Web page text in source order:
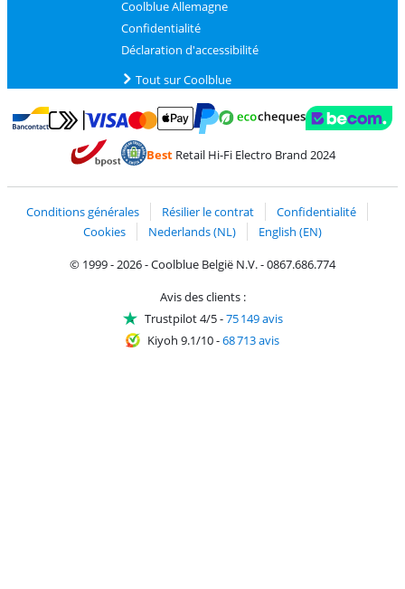
Coolblue Allemagne
Confidentialité
Déclaration d'accessibilité
Tout sur Coolblue
Payer avec Bancontact
Payer avec MasterCard et Visa via ClickToPay
BestRetail Hi-Fi Electro Brand 2024
Conditions générales Résilier le contrat
Confidentialité
Cookies
Nederlands (NL)
English (EN)
© 1999 - 2026 - Coolblue België N.V. - 0867.686.774
Avis des clients :
Trustpilot 4/5-75 149 avis
Kiyoh 9.1/10-68 713 avis